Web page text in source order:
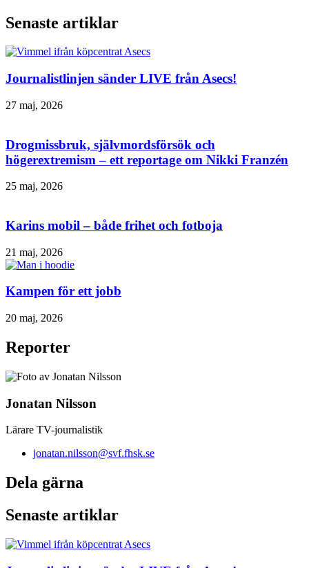
Senaste artiklar
Journalistlinjen sänder LIVE från Asecs!
27 maj, 2026
Drogmissbruk, självmordsförsök och
högerextremism – ett reportage om Nikki Franzén
25 maj, 2026
Karins mobil – både frihet och fotboja
21 maj, 2026
Kampen för ett jobb
20 maj, 2026
Reporter
Jonatan Nilsson
Lärare TV-journalistik
jonatan.nilsson@svf.fhsk.se
Dela gärna
Senaste artiklar